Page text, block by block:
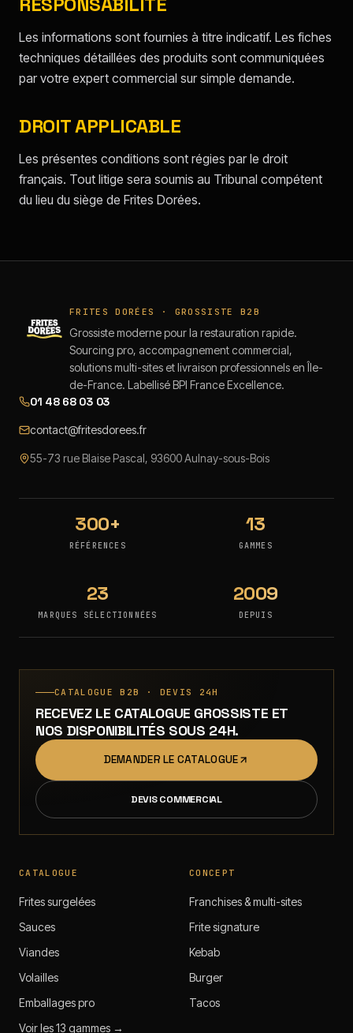
Les informations sont fournies à titre indicatif. Les fiches
techniques détaillées des produits sont communiquées
par votre expert commercial sur simple demande.
DROIT APPLICABLE
Les présentes conditions sont régies par le droit
français. Tout litige sera soumis au Tribunal compétent
du lieu du siège de Frites Dorées.
FRITES DORÉES · GROSSISTE B2B
Grossiste moderne pour la restauration rapide.
Sourcing pro, accompagnement commercial,
solutions multi-sites et livraison professionnels en Île-
de-France. Labellisé BPI France Excellence.
01 48 68 03 03
contact@fritesdorees.fr
55-73 rue Blaise Pascal, 93600 Aulnay-sous-Bois
300+
RÉFÉRENCES
13
GAMMES
23
MARQUES SÉLECTIONNÉES
2009
DEPUIS
CATALOGUE B2B · DEVIS 24H
RECEVEZ LE CATALOGUE GROSSISTE ET
NOS DISPONIBILITÉS SOUS 24H.
DEMANDER LE CATALOGUE
DEVIS COMMERCIAL
CATALOGUE
Frites surgelées
Sauces
Viandes
Volailles
Emballages pro
Voir les 13 gammes →
CONCEPT
Franchises & multi-sites
Frite signature
Kebab
Burger
Tacos